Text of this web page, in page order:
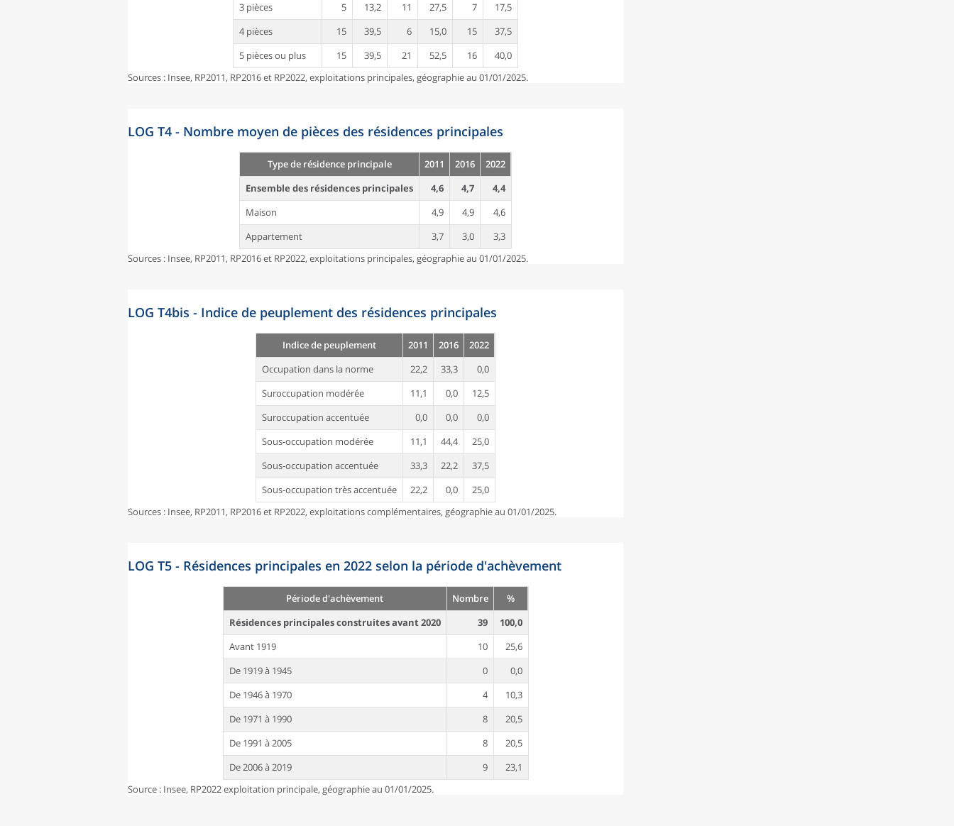
3 pièces
5 13,2 11 27,5 7
17,5
4 pièces
15 39,5 6 15,0 15
37,5
5 pièces ou plus
15 39,5 21 52,5 16
40,0
Sources : Insee, RP2011, RP2016 et RP2022, exploitations principales, géographie au 01/01/2025.
LOG T4 - Nombre moyen de pièces des résidences principales
Type de résidence principale 2011 2016
2022
Ensemble des résidences principales
4,6 4,7
4,4
Maison
4,9 4,9
4,6
Appartement
3,7 3,0
3,3
Sources : Insee, RP2011, RP2016 et RP2022, exploitations principales, géographie au 01/01/2025.
LOG T4bis - Indice de peuplement des résidences principales
Indice de peuplement 2011 2016
2022
Occupation dans la norme
22,2 33,3
0,0
Suroccupation modérée
11,1 0,0
12,5
Suroccupation accentuée
0,0 0,0
0,0
Sous-occupation modérée
11,1 44,4
25,0
Sous-occupation accentuée
33,3 22,2
37,5
Sous-occupation très accentuée
22,2 0,0
25,0
Sources : Insee, RP2011, RP2016 et RP2022, exploitations complémentaires, géographie au 01/01/2025.
LOG T5 - Résidences principales en 2022 selon la période d'achèvement
Période d'achèvement Nombre
%
Résidences principales construites avant 2020
39
100,0
Avant 1919
10
25,6
De 1919 à 1945
0
0,0
De 1946 à 1970
4
10,3
De 1971 à 1990
8
20,5
De 1991 à 2005
8
20,5
De 2006 à 2019
9
23,1
Source : Insee, RP2022 exploitation principale, géographie au 01/01/2025.